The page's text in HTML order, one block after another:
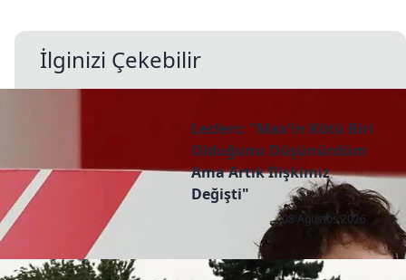
İlginizi Çekebilir
Leclerc: "Max'in Kötü Biri
Olduğunu Düşünürdüm
Ama Artık İlişkimiz
Değişti"
08 Ağustos 2026